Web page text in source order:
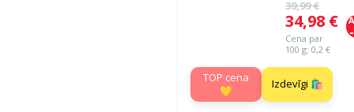
Oriģinālā
39,99 €
Cena
34,98 €
Cena par
100 g: 0,2 €
TOP cena
💛
Izdevīgi 🛍️